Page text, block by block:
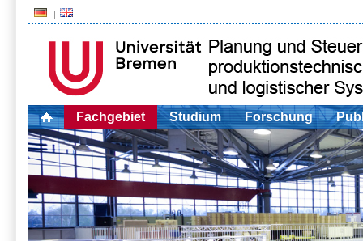
Fachgebiet Studium Forschung